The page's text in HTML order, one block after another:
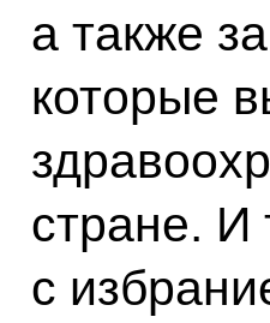
а также
которые
стране. И
с